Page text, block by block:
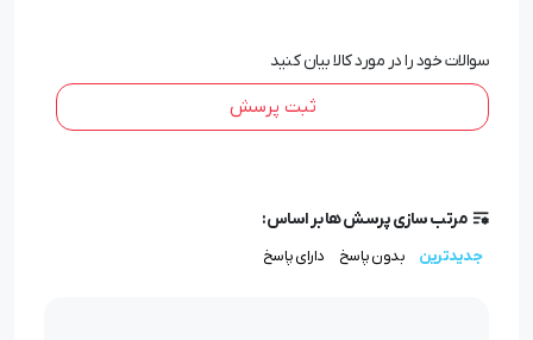
سوالات خود را در مورد کالا بیان کنید
ثبت پرسش
مرتب سازی پرسش ها بر اساس:
جدیدترین بدون پاسخ دارای پاسخ